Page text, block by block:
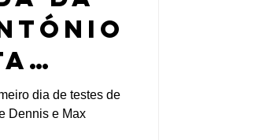
dia
dia de testes de
Dennis e Max